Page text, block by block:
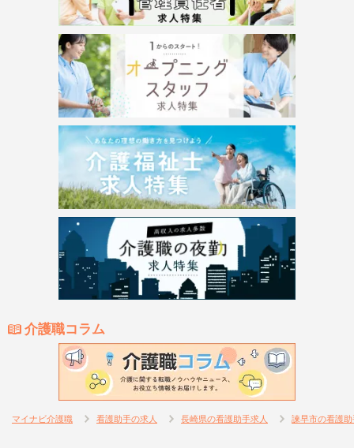
介護職コラム
マイナビ介護職 看護助手の求人 長崎県の看護助手求人 諫早市の看護